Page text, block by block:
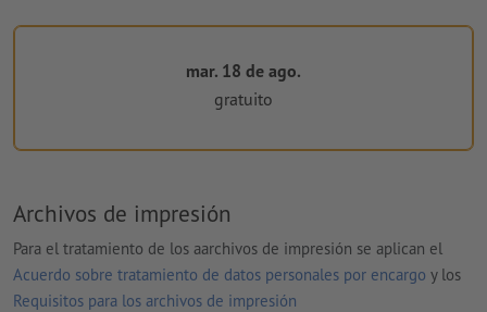
mar. 18 de ago.
gratuito
Archivos de impresión
Para el tratamiento de los aarchivos de impresión se aplican el
Acuerdo sobre tratamiento de datos personales por encargo y los
Requisitos para los archivos de impresión